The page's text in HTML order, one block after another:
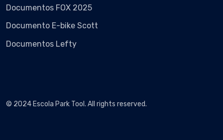
Documentos FOX 2025
Documento E-bike Scott
Documentos Lefty
© 2024 Escola Park Tool. All rights reserved.